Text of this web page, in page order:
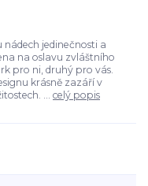
nádech jedinečnosti a
na oslavu zvláštního
pro ni, druhý pro vás.
krásně zazáří v
... celý popis